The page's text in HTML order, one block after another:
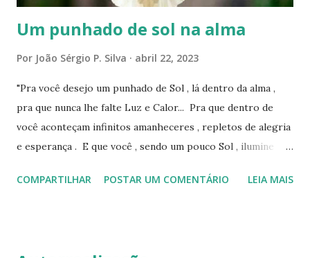
Um punhado de sol na alma
Por João Sérgio P. Silva abril 22, 2023
"Pra você desejo um punhado de Sol , lá dentro da alma ,
pra que nunca lhe falte Luz e Calor... Pra que dentro de
você aconteçam infinitos amanheceres , repletos de alegria
e esperança . E que você , sendo um pouco Sol , ilumine
COMPARTILHAR POSTAR UM COMENTÁRIO LEIA MAIS